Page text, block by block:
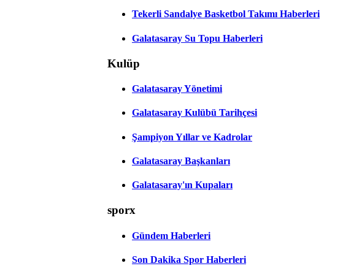
Tekerli Sandalye Basketbol Takımı Haberleri
Galatasaray Su Topu Haberleri
Kulüp
Galatasaray Yönetimi
Galatasaray Kulübü Tarihçesi
Şampiyon Yıllar ve Kadrolar
Galatasaray Başkanları
Galatasaray'ın Kupaları
sporx
Gündem Haberleri
Son Dakika Spor Haberleri